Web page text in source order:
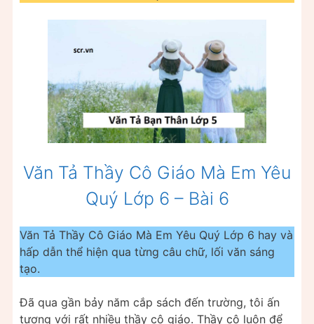
Văn Tả Thầy Cô Giáo Mà Em Yêu
Quý Lớp 6 – Bài 6
Văn Tả Thầy Cô Giáo Mà Em Yêu Quý Lớp 6 hay và
hấp dẫn thể hiện qua từng câu chữ, lối văn sáng
tạo.
Đã qua gần bảy năm cắp sách đến trường, tôi ấn
tượng với rất nhiều thầy cô giáo. Thầy cô luôn để